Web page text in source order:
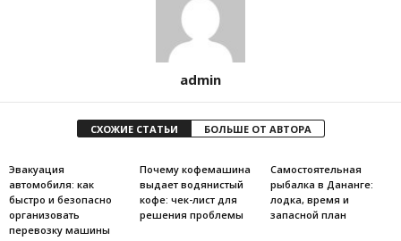
admin
СХОЖИЕ СТАТЬИ БОЛЬШЕ ОТ АВТОРА
Эвакуация
автомобиля: как
быстро и безопасно
организовать
перевозку машины
Почему кофемашина
выдает водянистый
кофе: чек-лист для
решения проблемы
Самостоятельная
рыбалка в Дананге:
лодка, время и
запасной план